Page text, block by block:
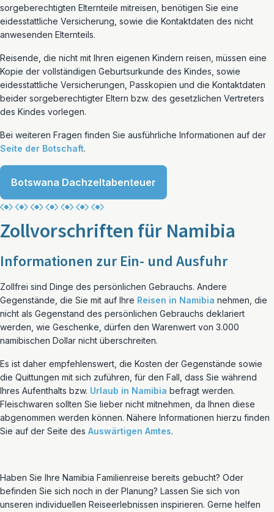
sorgeberechtigten Elternteile mitreisen, benötigen Sie eine
eidesstattliche Versicherung, sowie die Kontaktdaten des nicht
anwesenden Elternteils.
Reisende, die nicht mit Ihren eigenen Kindern reisen, müssen eine
Kopie der vollständigen Geburtsurkunde des Kindes, sowie
eidesstattliche Versicherungen, Passkopien und die Kontaktdaten
beider sorgeberechtigter Eltern bzw. des gesetzlichen Vertreters
des Kindes vorlegen.
Bei weiteren Fragen finden Sie ausführliche Informationen auf der
Seite der Botschaft.
Botswana Dachzeltabenteuer
Zollvorschriften für Namibia
Informationen zur Ein- und Ausfuhr
Zollfrei sind Dinge des persönlichen Gebrauchs. Andere
Gegenstände, die Sie mit auf Ihre Reisen in Namibia nehmen, die
nicht als Gegenstand des persönlichen Gebrauchs deklariert
werden, wie Geschenke, dürfen den Warenwert von 3.000
namibischen Dollar nicht überschreiten.
Es ist daher empfehlenswert, die Kosten der Gegenstände sowie
die Quittungen mit sich zuführen, für den Fall, dass Sie während
Ihres Aufenthalts bzw. Urlaub in Namibia befragt werden.
Fleischwaren sollten Sie lieber nicht mitnehmen, da Ihnen diese
abgenommen werden können. Nähere Informationen hierzu finden
Sie auf der Seite des Auswärtigen Amtes.
Haben Sie Ihre Namibia Familienreise bereits gebucht? Oder
befinden Sie sich noch in der Planung? Lassen Sie sich von
unseren individuellen Reiseerlebnissen inspirieren. Gerne helfen